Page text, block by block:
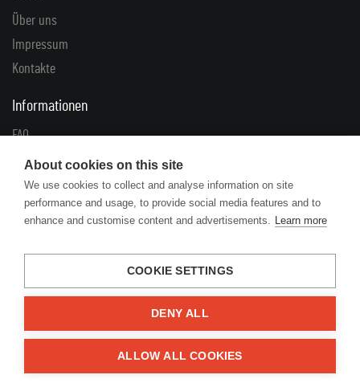
Über uns
Impressum
Kontakte
Informationen
FAQ
Geschäftsbedingungen
Datenschutz
Zuschüsse
Rücklieferungen
Links
About cookies on this site
We use cookies to collect and analyse information on site
performance and usage, to provide social media features and to
enhance and customise content and advertisements. Learn more
COOKIE SETTINGS
DENY ALL
ALLOW ALL COOKIES